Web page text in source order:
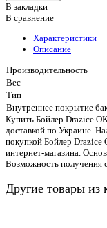
В закладки
В сравнение
Характеристики
Описание
Производительность
Вес
Тип
Внутреннее покрытие
Купить Бойлер Drazice
доставкой по Украине.
покупкой Бойлер Drazice
интернет-магазина.
Возможность получения
Другие товары из